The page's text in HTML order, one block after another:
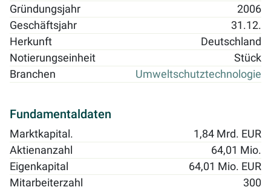
Gründungsjahr
2006
Geschäftsjahr
31.12.
Herkunft
Deutschland
Notierungseinheit
Stück
Branchen
Umweltschutztechnologie
Fundamentaldaten
Marktkapital.
1,84 Mrd. EUR
Aktienanzahl
64,01 Mio.
Eigenkapital
64,01 Mio. EUR
Mitarbeiterzahl
300